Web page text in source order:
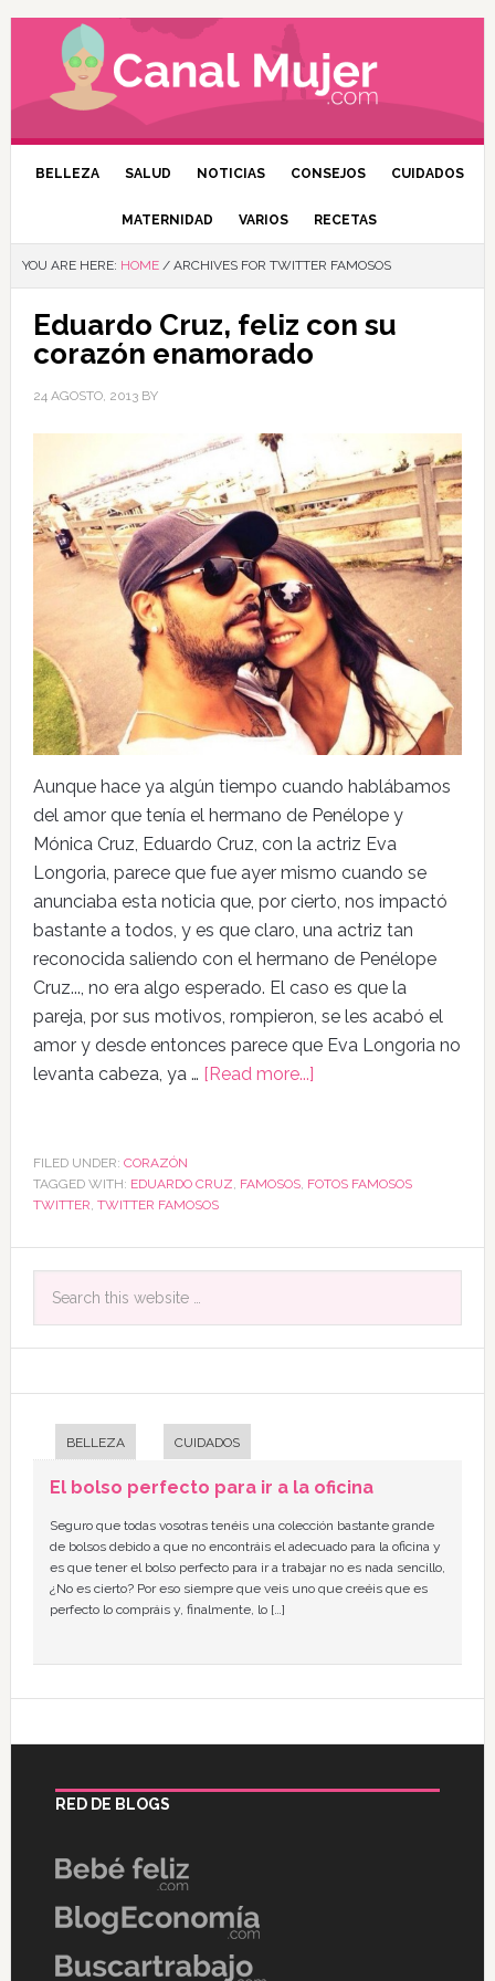
BELLEZA SALUD NOTICIAS CONSEJOS CUIDADOS
MATERNIDAD VARIOS RECETAS
YOU ARE HERE: HOME /ARCHIVES FOR TWITTER FAMOSOS
Eduardo Cruz, feliz con su
corazón enamorado
24 AGOSTO, 2013BY
Aunque hace ya algún tiempo cuando hablábamos
del amor que tenía el hermano de Penélope y
Mónica Cruz, Eduardo Cruz, con la actriz Eva
Longoria, parece que fue ayer mismo cuando se
anunciaba esta noticia que, por cierto, nos impactó
bastante a todos, y es que claro, una actriz tan
reconocida saliendo con el hermano de Penélope
Cruz..., no era algo esperado. El caso es que la
pareja, por sus motivos, rompieron, se les acabó el
amor y desde entonces parece que Eva Longoria no
levanta cabeza, ya … [Read more...]
FILED UNDER: CORAZÓN
TAGGED WITH: EDUARDO CRUZ, FAMOSOS, FOTOS FAMOSOS
TWITTER, TWITTER FAMOSOS
BELLEZA CUIDADOS
El bolso perfecto para ir a la oficina
Seguro que todas vosotras tenéis una colección bastante grande
de bolsos debido a que no encontráis el adecuado para la oficina y
es que tener el bolso perfecto para ir a trabajar no es nada sencillo,
¿No es cierto? Por eso siempre que veis uno que creéis que es
perfecto lo compráis y, finalmente, lo […]
RED DE BLOGS